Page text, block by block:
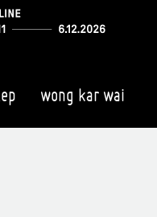
wong kar wai